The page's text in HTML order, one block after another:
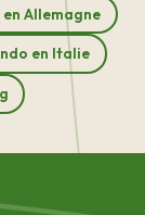
Allemagne
en Italie